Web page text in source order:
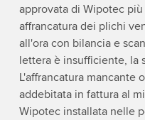
approvata di Wipotec
affrancatura dei plichi
all'ora con bilancia e
lettera è insufficiente, la
L'affrancatura mancante
addebitata in fattura al
Wipotec installata nelle